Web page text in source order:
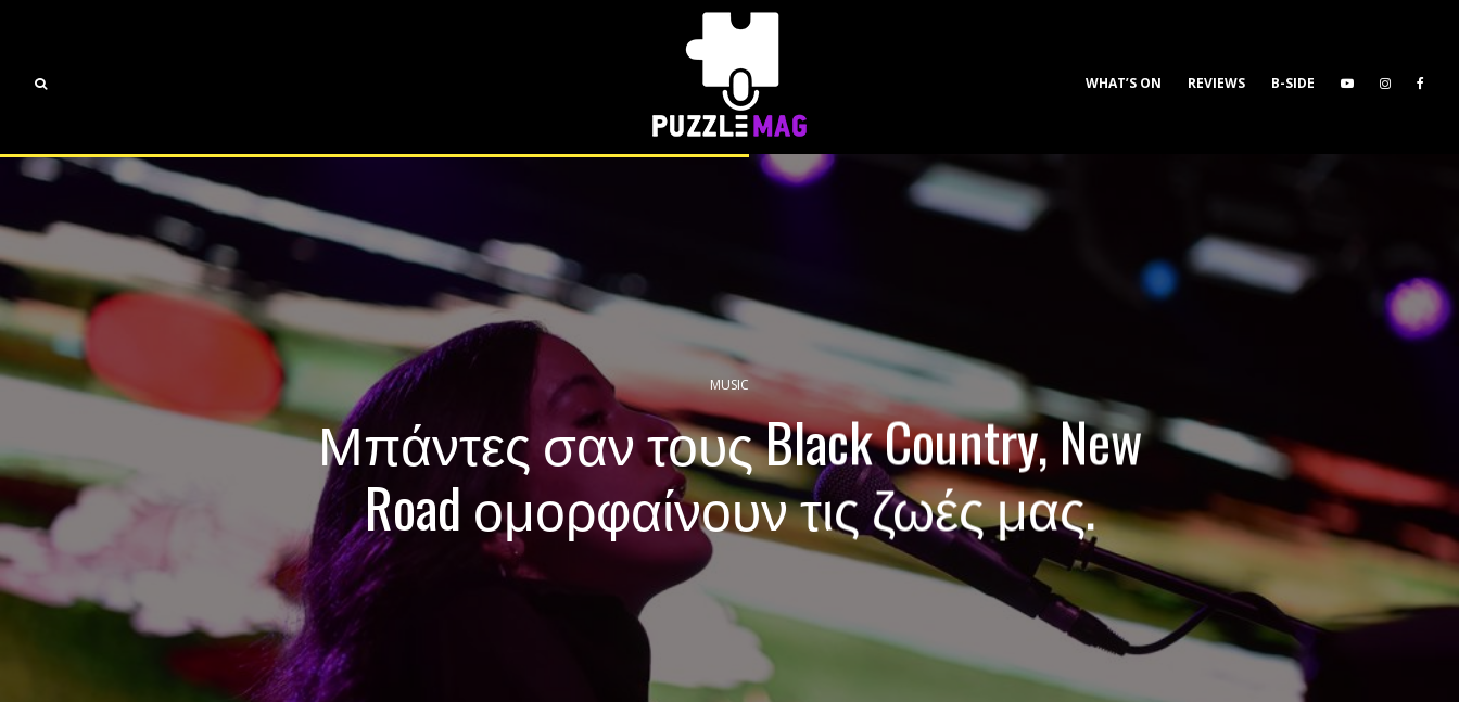
B-SIDE
REVIEWS
WHAT’S ON
MUSIC
Μπάντες σαν τους Black Country, New
Road ομορφαίνουν τις ζωές μας.